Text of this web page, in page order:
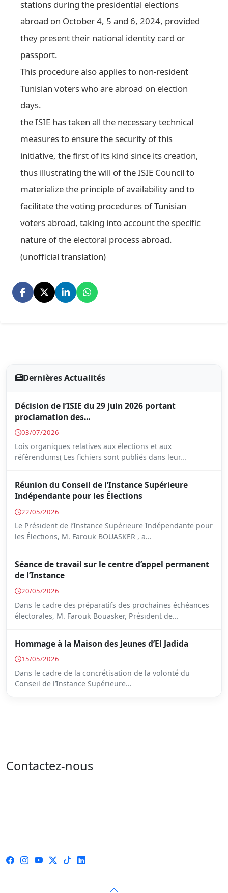
stations during the presidential elections
abroad on October 4, 5 and 6, 2024, provided
they present their national identity card or
passport.
This procedure also applies to non-resident
Tunisian voters who are abroad on election
days.
the ISIE has taken all the necessary technical
measures to ensure the security of this
initiative, the first of its kind since its creation,
thus illustrating the will of the ISIE Council to
materialize the principle of availability and to
facilitate the voting procedures of Tunisian
voters abroad, taking into account the specific
nature of the electoral process abroad.
(unofficial translation)
Dernières Actualités
Décision de l’ISIE du 29 juin 2026 portant
proclamation des...
03/07/2026
Lois organiques relatives aux élections et aux
référendums( Les fichiers sont publiés dans leur...
Réunion du Conseil de l’Instance Supérieure
Indépendante pour les Élections
22/05/2026
Le Président de l’Instance Supérieure Indépendante pour
les Élections, M. Farouk BOUASKER , a...
Séance de travail sur le centre d’appel permanent
de l’Instance
20/05/2026
Dans le cadre des préparatifs des prochaines échéances
électorales, M. Farouk Bouasker, Président de...
Hommage à la Maison des Jeunes d’El Jadida
15/05/2026
Dans le cadre de la concrétisation de la volonté du
Conseil de l’Instance Supérieure...
Contactez-nous